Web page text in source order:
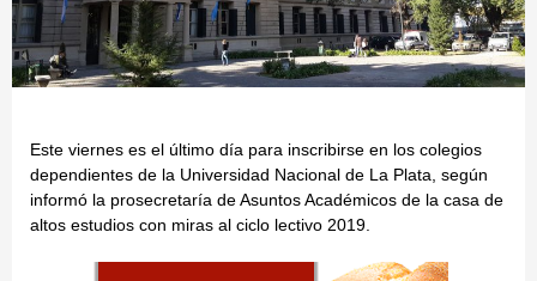
Este viernes es el último día para inscribirse en los colegios
dependientes de la Universidad Nacional de La Plata, según
informó la prosecretaría de Asuntos Académicos de la casa de
altos estudios con miras al ciclo lectivo 2019.